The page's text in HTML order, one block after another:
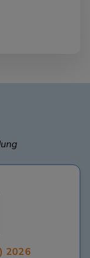
2026